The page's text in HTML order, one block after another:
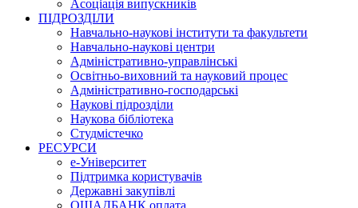
Асоціація випускників
ПІДРОЗДІЛИ
Навчально-наукові інститути та факультети
Навчально-наукові центри
Адміністративно-управлінські
Освітньо-виховний та науковий процес
Адміністративно-господарські
Наукові підрозділи
Наукова бібліотека
Студмістечко
РЕСУРСИ
е-Університет
Підтримка користувачів
Державні закупівлі
ОЩАДБАНК оплата